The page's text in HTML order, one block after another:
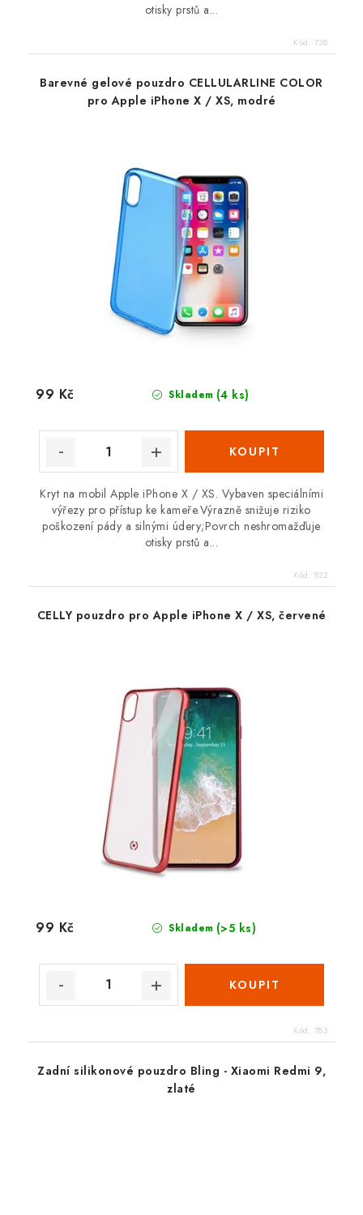
otisky prstů a...
Kód: 738
Barevné gelové pouzdro CELLULARLINE COLOR
pro Apple iPhone X / XS, modré
Skladem (4 ks)
99 Kč
Kryt na mobil Apple iPhone X / XS. Vybaven speciálními
výřezy pro přístup ke kameře.Výrazně snižuje riziko
poškození pády a silnými údery;Povrch neshromažďuje
otisky prstů a...
Kód: 822
CELLY pouzdro pro Apple iPhone X / XS, červené
Skladem (>5 ks)
99 Kč
Kód: 783
Zadní silikonové pouzdro Bling - Xiaomi Redmi 9,
zlaté